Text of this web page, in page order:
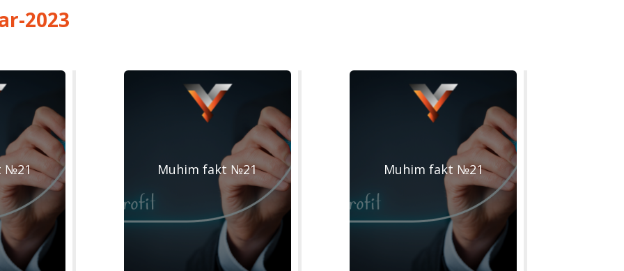
2023
№21 Muhim fakt №21 Muhim fakt №21